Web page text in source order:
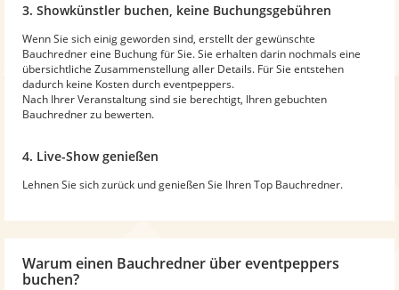
3. Showkünstler buchen, keine Buchungsgebühren
Wenn Sie sich einig geworden sind, erstellt der gewünschte
Bauchredner eine Buchung für Sie. Sie erhalten darin nochmals eine
übersichtliche Zusammenstellung aller Details. Für Sie entstehen
dadurch keine Kosten durch eventpeppers.
Nach Ihrer Veranstaltung sind sie berechtigt, Ihren gebuchten
Bauchredner zu bewerten.
4. Live-Show genießen
Lehnen Sie sich zurück und genießen Sie Ihren Top Bauchredner.
Warum einen Bauchredner über eventpeppers
buchen?